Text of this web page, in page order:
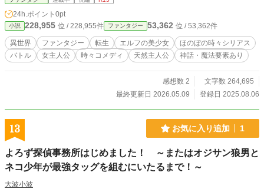
らす星[アルヴヘイム]は、なんだか平和そうなんだけれ
ど……？ これは、あの"希望の樹"が枯れた日に始まった、私
【ユウナ】の……"希望"を見つける物語。
24h.ポイント 0pt
小説 228,955 位 / 228,955件 ファンタジー 53,362 位 / 53,362件
異世界 ファンタジー 転生 エルフの美少女
ほのぼの時々シリアス
バトル
女主人公 時々コメディ 天然主人公 神話・魔法要素あり
感想数 2
文字数 264,695
最終更新日 2026.05.09
登録日 2025.08.06
13 お気に入り追加 1
よろず探偵事務所はじめました！ ～またはオジサン狼男と
ネコ少年が最強タッグを組むにいたるまで！～
大波小波